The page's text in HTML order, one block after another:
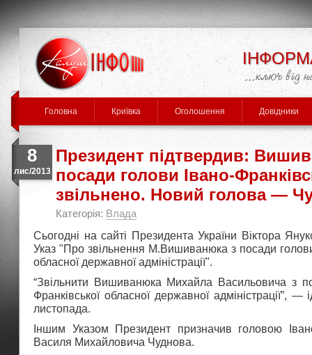
Головна Криївка Оголошення Довідники
8
лис/2013
Президент підтвердив:
посади голови Івано-
звільнено. Новий голова —
Категорія: Влада
Сьогодні на сайті Президента України Віктора
Указ "Про звільнення М.Вишиванюка з посади голови
обласної державної адміністрації".
“Звільнити Вишиванюка Михайла Васильовича з
Франківської обласної державної адміністрації”, —
листопада.
Іншим Указом Президент призначив головою
Василя Михайловича Чуднова.